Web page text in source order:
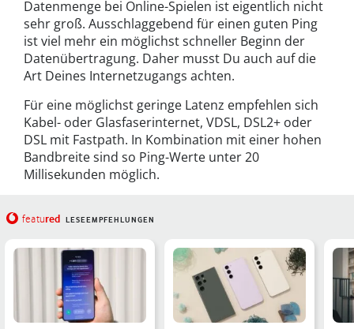
Datenmenge bei Online-Spielen ist eigentlich nicht
sehr groß. Ausschlaggebend für einen guten Ping
ist viel mehr ein möglichst schneller Beginn der
Datenübertragung. Daher musst Du auch auf die
Art Deines Internetzugangs achten.
Für eine möglichst geringe Latenz empfehlen sich
Kabel- oder Glasfaserinternet, VDSL, DSL2+ oder
DSL mit Fastpath. In Kombination mit einer hohen
Bandbreite sind so Ping-Werte unter 20
Millisekunden möglich.
featured LESEEMPFEHLUNGEN